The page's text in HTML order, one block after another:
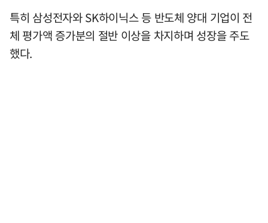
특히 삼성전자와 SK하이닉스 등 반도체 양대 기업이 전
체 평가액 증가분의 절반 이상을 차지하며 성장을 주도
했다.